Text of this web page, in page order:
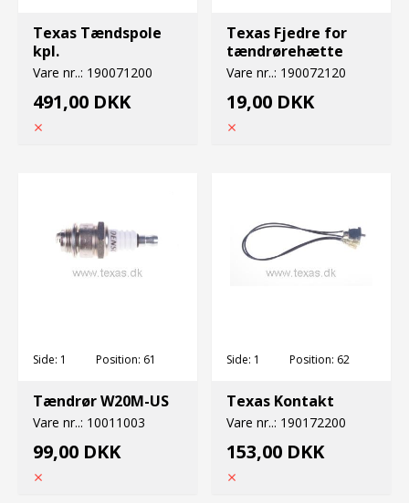
Texas Tændspole
kpl.
Vare nr..: 190071200
491,00 DKK
Texas Fjedre for
tændrørehætte
Vare nr..: 190072120
19,00 DKK
Side: 1 Position: 61
Tændrør W20M-US
Vare nr..: 10011003
99,00 DKK
Side: 1 Position: 62
Texas Kontakt
Vare nr..: 190172200
153,00 DKK